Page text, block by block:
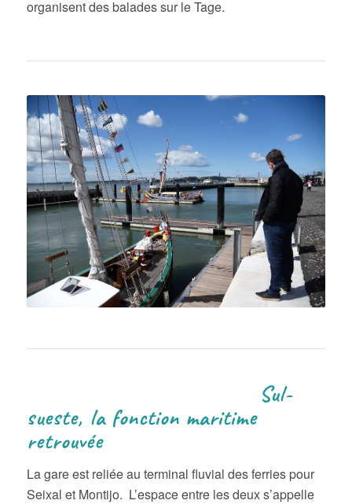
organisent des balades sur le Tage.
Sul-
sueste, la fonction maritime
retrouvée
La gare est reliée au terminal fluvial des ferries pour
Seixal et Montijo. L’espace entre les deux s’appelle